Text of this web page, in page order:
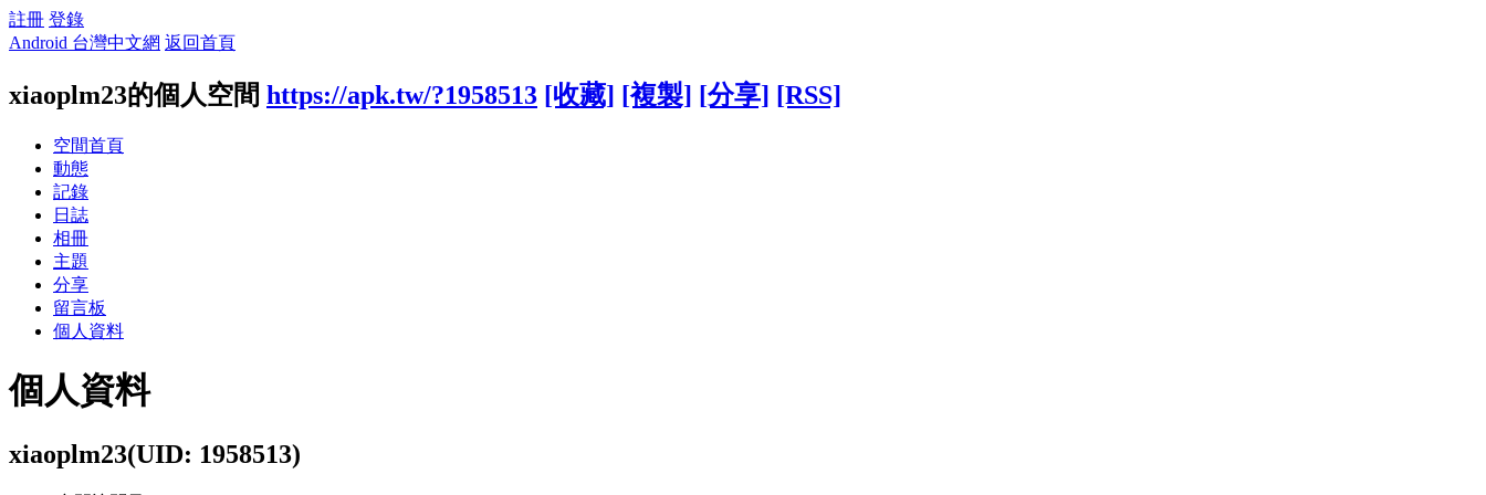
註冊 登錄
Android 台灣中文網 返回首頁
xiaoplm23的個人空間 https://apk.tw/?1958513 [收藏] [複製] [分享] [RSS]
空間首頁
動態
記錄
日誌
相冊
主題
分享
留言板
個人資料
個人資料
xiaoplm23(UID: 1958513)